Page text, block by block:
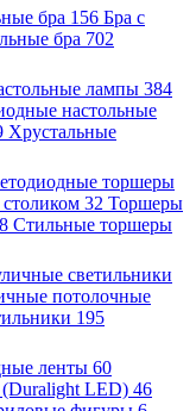
бра 156 Бра с
бра 702
лампы 384
настольные
Хрустальные
торшеры
32 Торшеры
Стильные торшеры
светильники
потолочные
195
ленты 60
LED) 46